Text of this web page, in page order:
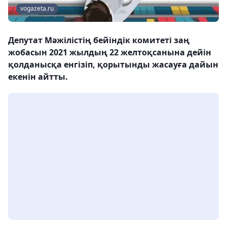
vogazeta.ru
Депутат Мәжілістің бейіндік комитеті заң
жобасын 2021 жылдың 22 желтоқсанына дейін
қолданысқа енгізіп, қорытынды жасауға дайын
екенін айтты.